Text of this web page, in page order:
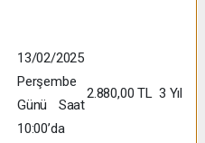
13/02/2025
Perşembe
Günü Saat
10:00’da
2.880,00 TL 3 Yıl